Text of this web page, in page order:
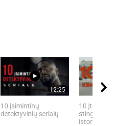
12:25
10 įsimintinų
detektyvinių serialų
10 įtemptų,
stingdančių
istorijų